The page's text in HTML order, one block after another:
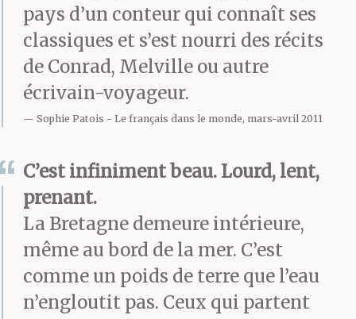
« Hum, hum », lâche le
capitaine qui, peignant
du plat du pouce la
sourcils, débute alors
son monologue. Il
s’exprime à demi-mot.
Part d’un rien. Une idée,
un hasard, un lieu, un
pays d’un conteur qui connaît ses
classiques et s’est nourri des récits
de Conrad, Melville ou autre
écrivain-voyageur.
Sophie Patois Le français dans le monde, mars-avril 2011
C’est infiniment beau. Lourd, lent,
prenant.
La Bretagne demeure intérieure,
même au bord de la mer. C’est
comme un poids de terre que l’eau
n’engloutit pas. Ceux qui partent